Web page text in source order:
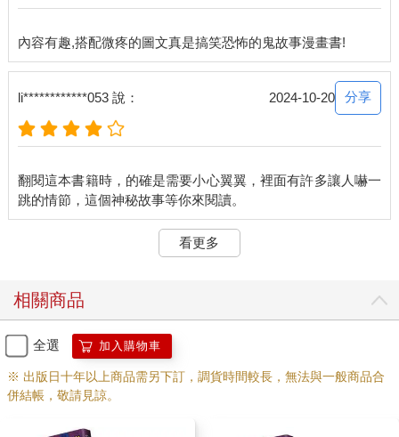
li************053 說： 2024-10-20 分享
翻閱這本書籍時，的確是需要小心翼翼，裡面有許多讓人嚇一
看更多
相關商品
全選 加入購物車
※ 出版日十年以上商品需另下訂，調貨時間較長，無法與一般商品合
併結帳，敬請見諒。